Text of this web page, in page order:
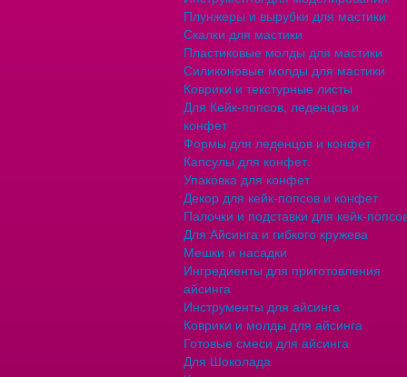
Плунжеры и вырубки для мастики
Скалки для мастики
Пластиковые молды для мастики
Силиконовые молды для мастики
Коврики и текстурные листы
Для Кейк-попсов, леденцов и
конфет
Формы для леденцов и конфет
Капсулы для конфет.
Упаковка для конфет
Декор для кейк-попсов и конфет
Палочки и подставки для кейк-
Для Айсинга и гибкого кружева
Мешки и насадки
Ингредиенты для приготовления
айсинга
Инструменты для айсинга
Коврики и молды для айсинга
Готовые смеси для айсинга
Для Шоколада